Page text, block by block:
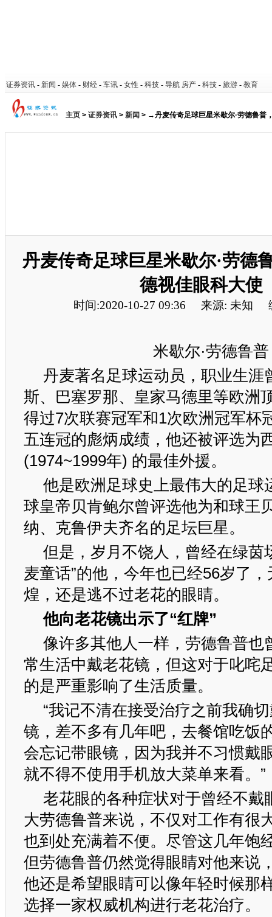
证券资讯 - 新闻 - 娱体 - 财经 - 车讯 - 女性 - 科技 - 导航 房产 - 科技 - 旅游 - 教育
主页 >证券资讯 >新闻 > →丹麦传奇足球巨星米歇尔·劳德鲁普
丹麦传奇足球巨星米歇尔·劳德
德视佳眼科大使
时间:2020-10-27 09:36 来源: 未知
米歇尔·劳德鲁普
丹麦著名足球运动员，职业生涯
斯、巴塞罗那、皇家马德里等欧洲
得过7次联赛冠军和1次欧洲冠军杯
五连冠的彪炳成绩，他还被评选为
(1974~1999年) 的最佳外援。
他是欧洲足球史上最伟大的足球
球皇帝贝肯鲍尔曾评选他为和球王
纳、克鲁伊夫齐名的足坛巨星。
但是，岁月不饶人，曾经在绿茵
麦童话”的他，今年也已经56岁了
煌，还是逃不过老花的眼睛。
他向老花镜出示了“红牌”
像许多其他人一样，劳德鲁普也
常生活中戴老花镜，但这对于叱咤
的是严重影响了生活质量。
“我记不清在接受治疗之前我确
镜，差不多有几年吧，去餐馆吃饭
会忘记带眼镜，因为我并不习惯戴
就不得不使用手机放大菜单来看。”
老花眼的各种症状对于曾经不戴
大劳德鲁普来说，不仅对工作有很
也到处充满着不便。尽管这几年饱
但劳德鲁普仍然觉得眼睛对他来说
他还是希望眼睛可以像年轻时候那
选择一家权威机构进行老花治疗。